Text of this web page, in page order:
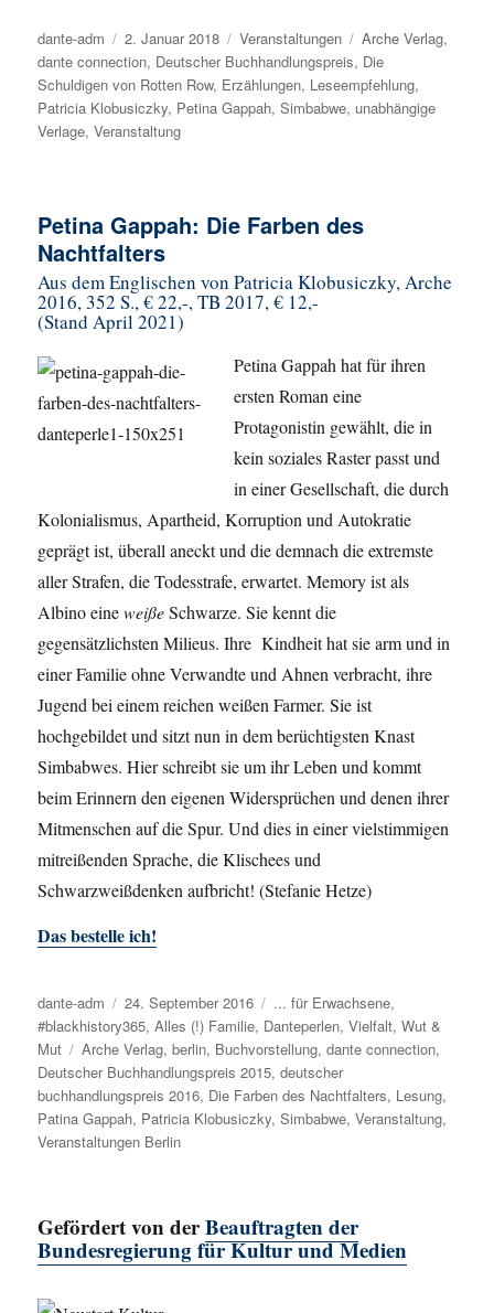
Autor
dante-adm
Veröffentlicht
am
2. Januar 2018 Kategorien
Veranstaltungen Schlagwörter
Arche Verlag,
dante connection, Deutscher Buchhandlungspreis, Die
Schuldigen von Rotten Row, Erzählungen, Leseempfehlung,
Patricia Klobusiczky, Petina Gappah,Simbabwe, unabhängige
Verlage,Veranstaltung
Petina Gappah: Die Farben des
Nachtfalters
Aus dem Englischen von Patricia Klobusiczky, Arche
2016, 352 S., € 22,-, TB 2017, € 12,-
(Stand April 2021)
Petina Gappah hat für ihren
ersten Roman eine
Protagonistin gewählt, die in
kein soziales Raster passt und
in einer Gesellschaft, die durch
Kolonialismus, Apartheid, Korruption und Autokratie
geprägt ist, überall aneckt und die demnach die extremste
aller Strafen, die Todesstrafe, erwartet. Memory ist als
Albino eineweißeSchwarze. Sie kennt die
gegensätzlichsten Milieus. Ihre Kindheit hat sie arm und in
einer Familie ohne Verwandte und Ahnen verbracht, ihre
Jugend bei einem reichen weißen Farmer. Sie ist
hochgebildet und sitzt nun in dem berüchtigsten Knast
Simbabwes. Hier schreibt sie um ihr Leben und kommt
beim Erinnern den eigenen Widersprüchen und denen ihrer
Mitmenschen auf die Spur. Und dies in einer vielstimmigen
mitreißenden Sprache, die Klischees und
Schwarzweißdenken aufbricht! (Stefanie Hetze)
Das bestelle ich!
Autor
dante-adm
Veröffentlicht
am
24. September 2016 Kategorien
... für Erwachsene,
#blackhistory365,Alles (!) Familie, Danteperlen,Vielfalt,Wut &
Mut
Schlagwörter
Arche Verlag,berlin, Buchvorstellung,dante connection,
Deutscher Buchhandlungspreis 2015,deutscher
buchhandlungspreis 2016, Die Farben des Nachtfalters, Lesung,
Patina Gappah, Patricia Klobusiczky,Simbabwe,Veranstaltung,
Veranstaltungen Berlin
Gefördert von derBeauftragten der
Bundesregierung für Kultur und Medien